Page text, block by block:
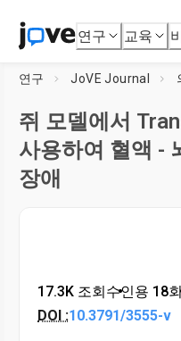
연구 교육
연구 JoVE Journal
쥐 모델에서
사용하여 혈액 -
장애
17.3K 조회수•인용 18
DOI :10.3791/3555-v